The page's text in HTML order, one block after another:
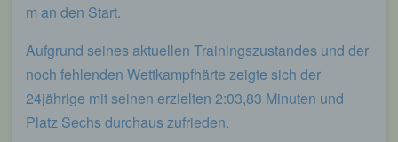
m an den Start.
Aufgrund seines aktuellen Trainingszustandes und der
noch fehlenden Wettkampfhärte zeigte sich der
24jährige mit seinen erzielten 2:03,83 Minuten und
Platz Sechs durchaus zufrieden.